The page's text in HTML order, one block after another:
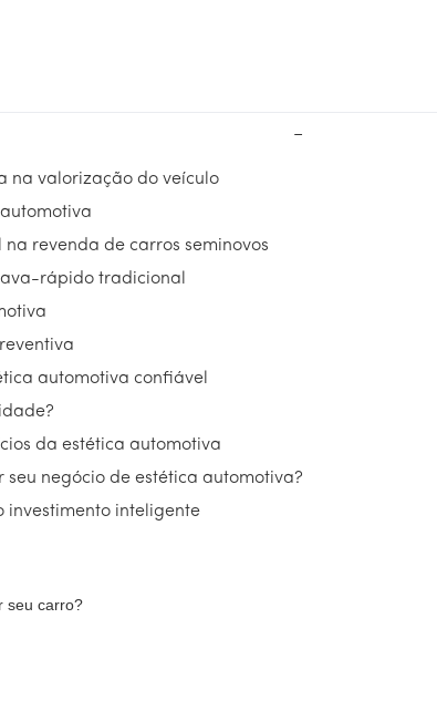
−
na valorização do veículo
revenda de carros seminovos
rápido tradicional
automotiva confiável
da estética automotiva
negócio de estética automotiva?
investimento inteligente